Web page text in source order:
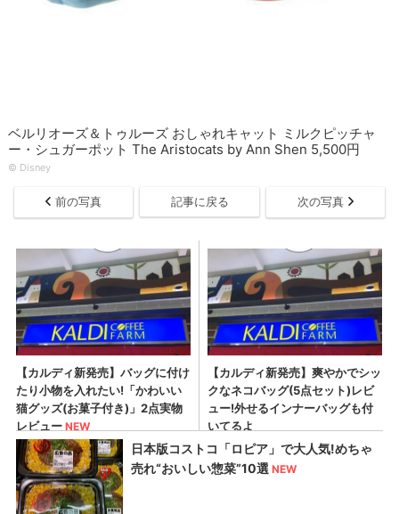
ベルリオーズ＆トゥルーズ おしゃれキャット ミルクピッチャ
ー・シュガーポット The Aristocats by Ann Shen 5,500円
© ︎Disney
前の写真 記事に戻る 次の写真